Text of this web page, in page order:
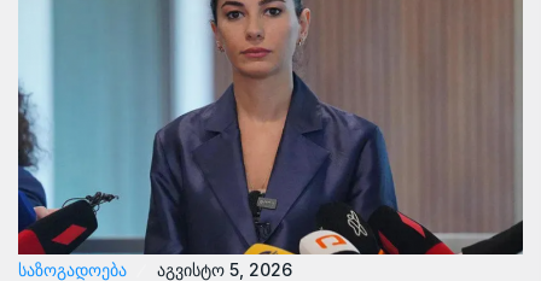
ᲡᲐᲖᲝᲒᲐᲓᲝᲔᲑᲐ აგვისტო 5, 2026